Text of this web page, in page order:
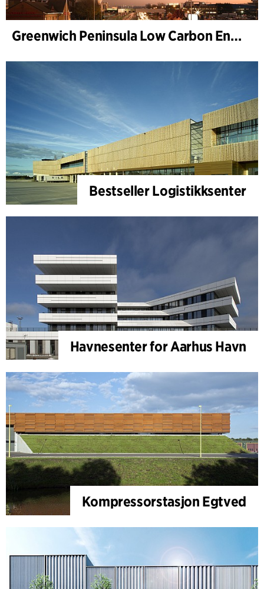
Greenwich Peninsula Low Carbon Energy Centre
Bestseller Logistikksenter
Havnesenter for Aarhus Havn
Kompressorstasjon Egtved